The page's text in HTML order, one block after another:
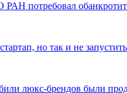
РАН потребовал
но так и не
люкс-брендов были